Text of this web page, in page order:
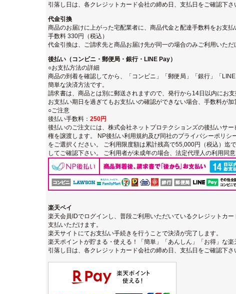
引落し日は、各クレジットカード会社の締め日、支払日をご確認下さ
代金引換
商品のお届けに上がった宅配業者に、商品代金と配達手数料をお支払
手数料 330円（税込）
代金引換は、ご請求先と商品お届け先が同一の場合のみご利用いただ
後払い（コンビニ・郵便局・銀行・LINE Pay）
○お支払方法の詳細
商品の到着を確認してから、「コンビニ」「郵便局」「銀行」「
簡単な決済方法です。
請求書は、商品とは別に郵送されますので、発行から14日以内にお支
お支払い期日を過ぎてもお支払いの確認ができない場合、手数料が加
○ご注意
後払い手数料： 250円
後払いのご注文には、 株式会社ネットプロテクションズの後払いサー
権を譲渡します。 NP後払い利用規約及び同社のプライバシーポリシ
をご選択ください。 ご利用限度額は累計残高で55,000円（税込）迄
してご確認下さい。 ご利用者が未成年の場合、法定代理人の利用同意
楽天ペイ
楽天会員IDでログインし、普段ご利用いただいているクレジットカ
支払いただけます。
楽天サイトにてお支払い手続きを行うことで決済が完了します。
楽天ポイントが貯まる・使える！「簡単」「あんしん」「お得」な楽
引落し日は、各クレジットカード会社の締め日、支払日をご確認下さ